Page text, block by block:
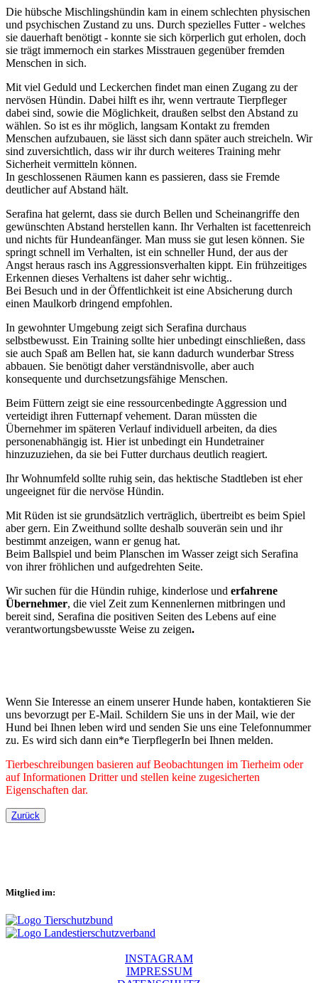
Die hübsche Mischlingshündin kam in einem schlechten physischen
und psychischen Zustand zu uns. Durch spezielles Futter - welches
sie dauerhaft benötigt - konnte sie sich körperlich gut erholen, doch
sie trägt immernoch ein starkes Misstrauen gegenüber fremden
Menschen in sich.
Mit viel Geduld und Leckerchen findet man einen Zugang zu der
nervösen Hündin. Dabei hilft es ihr, wenn vertraute Tierpfleger
dabei sind, sowie die Möglichkeit, draußen selbst den Abstand zu
wählen. So ist es ihr möglich, langsam Kontakt zu fremden
Menschen aufzubauen, sie lässt sich dann später auch streicheln. Wir
sind zuversichtlich, dass wir ihr durch weiteres Training mehr
Sicherheit vermitteln können.
In geschlossenen Räumen kann es passieren, dass sie Fremde
deutlicher auf Abstand hält.
Serafina hat gelernt, dass sie durch Bellen und Scheinangriffe den
gewünschten Abstand herstellen kann. Ihr Verhalten ist facettenreich
und nichts für Hundeanfänger. Man muss sie gut lesen können. Sie
springt schnell im Verhalten, ist ein schneller Hund, der aus der
Angst heraus rasch ins Aggressionsverhalten kippt. Ein frühzeitiges
Erkennen dieses Verhaltens ist daher sehr wichtig..
Bei Besuch und in der Öffentlichkeit ist eine Absicherung durch
einen Maulkorb dringend empfohlen.
In gewohnter Umgebung zeigt sich Serafina durchaus
selbstbewusst. Ein Training sollte hier unbedingt einschließen, dass
sie auch Spaß am Bellen hat, sie kann dadurch wunderbar Stress
abbauen. Sie benötigt daher verständnisvolle, aber auch
konsequente und durchsetzungsfähige Menschen.
Beim Füttern zeigt sie eine ressourcenbedingte Aggression und
verteidigt ihren Futternapf vehement. Daran müssten die
Übernehmer im späteren Verlauf individuell arbeiten, da dies
personenabhängig ist. Hier ist unbedingt ein Hundetrainer
hinzuzuziehen, da sie bei Futter durchaus deutlich reagiert.
Ihr Wohnumfeld sollte ruhig sein, das hektische Stadtleben ist eher
ungeeignet für die nervöse Hündin.
Mit Rüden ist sie grundsätzlich verträglich, übertreibt es beim Spiel
aber gern. Ein Zweithund sollte deshalb souverän sein und ihr
bestimmt anzeigen, wann er genug hat.
Beim Ballspiel und beim Planschen im Wasser zeigt sich Serafina
von ihrer fröhlichen und aufgedrehten Seite.
Wir suchen für die Hündin ruhige, kinderlose und erfahrene
Übernehmer, die viel Zeit zum Kennenlernen mitbringen und
bereit sind, Serafina die positiven Seiten des Lebens auf eine
verantwortungsbewusste Weise zu zeigen.
Wenn Sie Interesse an einem unserer Hunde haben, kontaktieren Sie
uns bevorzugt per E-Mail. Schildern Sie uns in der Mail, wie der
Hund bei Ihnen leben wird und senden Sie uns eine Telefonnummer
zu. Es wird sich dann ein*e TierpflegerIn bei Ihnen melden.
Tierbeschreibungen basieren auf Beobachtungen im Tierheim oder
auf Informationen Dritter und stellen keine zugesicherten
Eigenschaften dar.
Zurück
Mitglied im:
INSTAGRAM
IMPRESSUM